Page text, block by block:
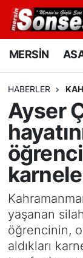
MERSİN
HABERLER
Ayser
yaşanan
öğrencinin,
aldıkları
MERSİN
SPOR
GÜNÜN
DÜNYA
KÜLTÜR
Mersin
Mersin
Mersin
Süper
Tüm
Son